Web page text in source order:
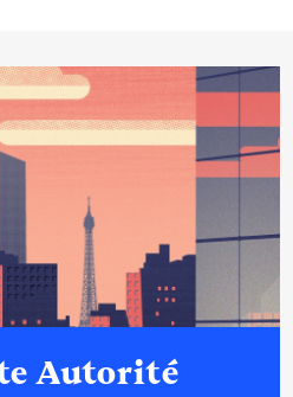
Autorité